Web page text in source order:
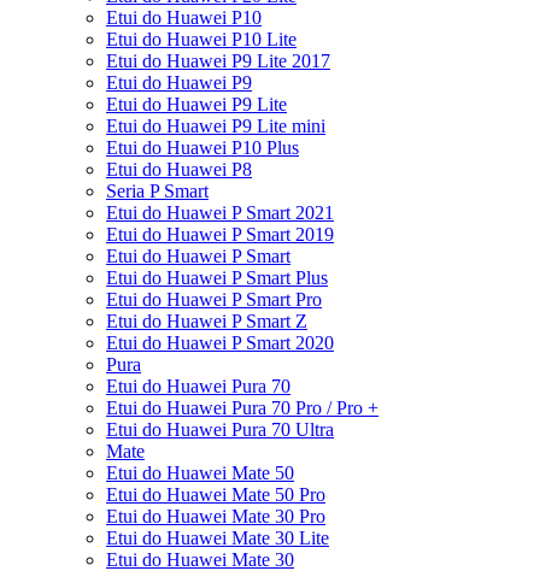
Etui do Huawei P10
Etui do Huawei P10 Lite
Etui do Huawei P9 Lite 2017
Etui do Huawei P9
Etui do Huawei P9 Lite
Etui do Huawei P9 Lite mini
Etui do Huawei P10 Plus
Etui do Huawei P8
Seria P Smart
Etui do Huawei P Smart 2021
Etui do Huawei P Smart 2019
Etui do Huawei P Smart
Etui do Huawei P Smart Plus
Etui do Huawei P Smart Pro
Etui do Huawei P Smart Z
Etui do Huawei P Smart 2020
Pura
Etui do Huawei Pura 70
Etui do Huawei Pura 70 Pro / Pro +
Etui do Huawei Pura 70 Ultra
Mate
Etui do Huawei Mate 50
Etui do Huawei Mate 50 Pro
Etui do Huawei Mate 30 Pro
Etui do Huawei Mate 30 Lite
Etui do Huawei Mate 30